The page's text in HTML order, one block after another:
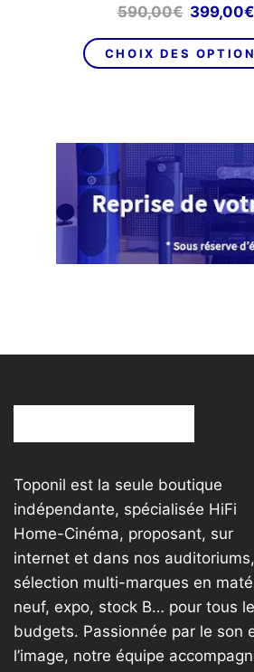
590,00€ Le
initial
était :
399,00€
CHOIX DES
Toponil est la seule boutique
indépendante, spécialisée HiFi
Home-Cinéma, proposant, sur
internet et dans nos
sélection multi-marques en
neuf, expo, stock B… pour tous
budgets. Passionnée par le son
l’image, notre équipe